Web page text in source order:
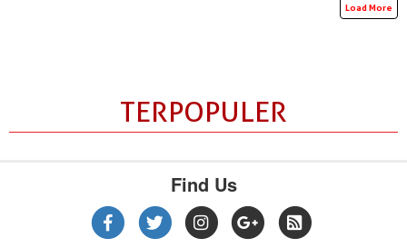
Load More
TERPOPULER
Find Us